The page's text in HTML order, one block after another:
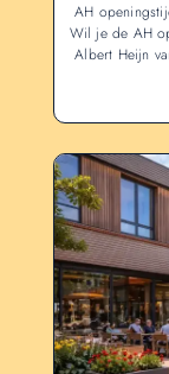
AH
Wil je de AH
Albert Heijn